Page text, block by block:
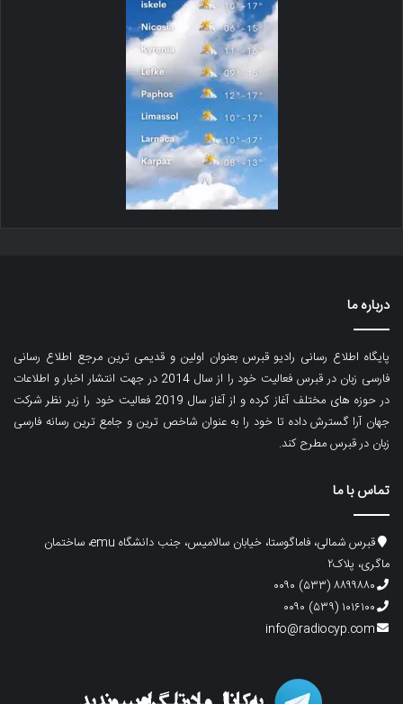
درباره ما
پایگاه اطلاع رسانی رادیو قبرس بعنوان اولین و قدیمی ترین مرجع اطلاع رسانی
فارسی زبان در قبرس فعالیت خود را از سال 2014 در جهت انتشار اخبار و اطلاعات
در حوزه های مختلف آغاز کرده و از آغاز سال 2019 فعالیت خود را زیر نظر شرکت
جهان آرا گسترش داده تا خود را به عنوان شاخص ترین و جامع ترین رسانه فارسی
زبان در قبرس مطرح کند.
تماس با ما
قبرس شمالی، فاماگوستا، خیابان سالامیس، جنب دانشگاه emu، ساختمان
ماگری، پلاک۲
۸۸۹۹۸۸۰ (۵۳۳) ۰۰۹۰
۱۰۱۶۱۰۰ (۵۳۹) ۰۰۹۰
info@radiocyp.com